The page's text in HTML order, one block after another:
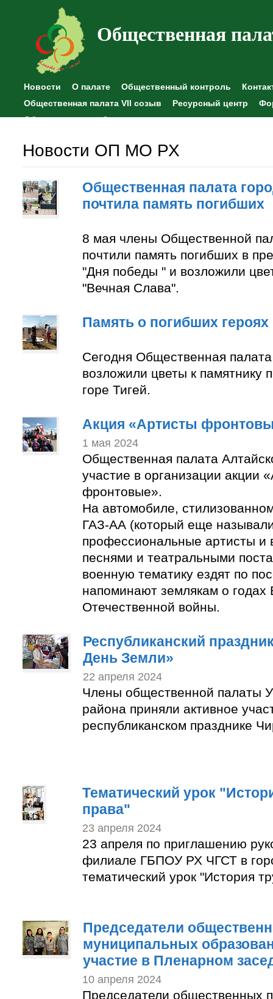
Общественная
Новости О палате Общественный контроль
Общественная палата VII созыв
Ресурсный центр
Общественные наблюдения
Новости ОП МО РХ
Общественная палата
почтила память погибших
8 мая члены Общественной
почтили память погибших в
"Дня победы " и возложили
"Вечная Слава".
Память о погибших героях
Сегодня Общественная
возложили цветы к памятнику
горе Тигей.
Акция «Артисты
1 мая 2024
Общественная палата
участие в организации акции
фронтовые».
На автомобиле,
ГАЗ-АА (который еще
профессиональные артисты и
песнями и театральными
военную тематику ездят по
напоминают землякам о годах
Отечественной войны.
Республиканский
День Земли»
22 апреля 2024
Члены общественной палаты
района приняли активное
республиканском празднике
Тематический урок
права"
23 апреля 2024
23 апреля по приглашению
филиале ГБПОУ РХ ЧГСТ в
тематический урок "История
Председатели
муниципальных
участие в Пленарном
10 апреля 2024
Председатели общественных